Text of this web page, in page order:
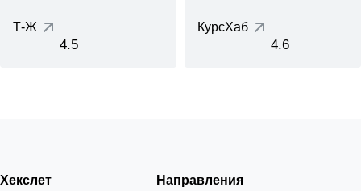
Т-Ж
4.5
КурсХаб
4.6
Хекслет Направления